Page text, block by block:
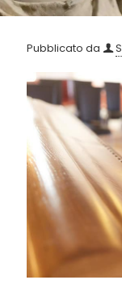
Pubblicato da